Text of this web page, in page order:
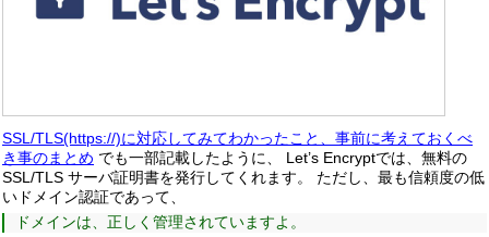
SSL/TLS(https://)に対応してみてわかったこと、事前に考えておくべ
き事のまとめ でも一部記載したように、 Let’s Encryptでは、無料の
SSL/TLS サーバ証明書を発行してくれます。 ただし、最も信頼度の低
いドメイン認証であって、
ドメインは、正しく管理されていますよ。